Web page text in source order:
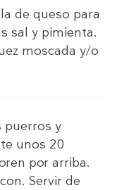
de queso para
sal y pimienta.
moscada y/o
puerros y
unos 20
por arriba.
Servir de